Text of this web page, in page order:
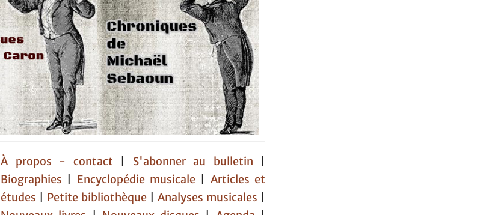
À propos - contact S'abonner au bulletin
Biographies
Encyclopédie musicale
Articles et
études
Petite bibliothèque Analyses musicales